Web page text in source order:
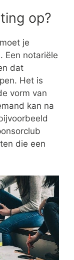
op?
je
Een notariële
dat
Het is
vorm van
kan na
die een